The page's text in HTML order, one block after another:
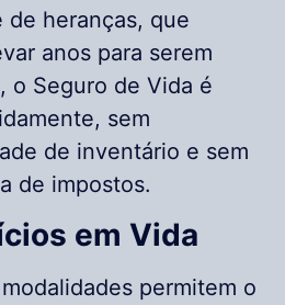
de heranças, que
anos para serem
o Seguro de Vida é
sem
de inventário e sem
de impostos.
em Vida
permitem o